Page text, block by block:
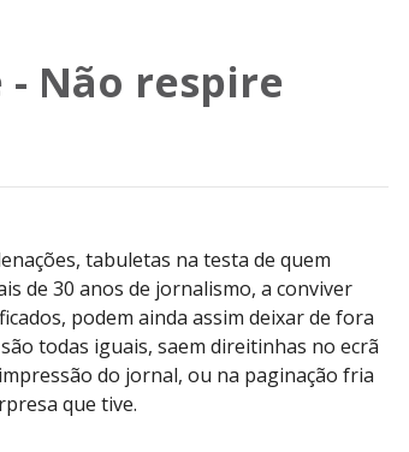
Não respire
tabuletas na testa de quem
de 30 anos de jornalismo, a conviver
podem ainda assim deixar de fora
todas iguais, saem direitinhas no ecrã
do jornal, ou na paginação fria
que tive.